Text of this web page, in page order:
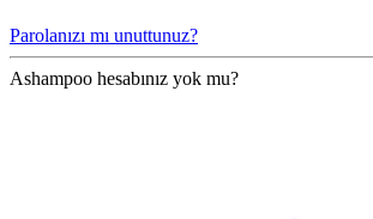
Parolanızı mı unuttunuz?
Ashampoo hesabınız yok mu?